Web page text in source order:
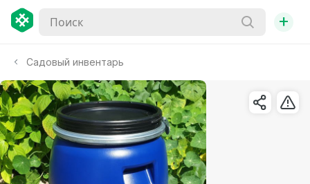
+
Садовый инвентарь